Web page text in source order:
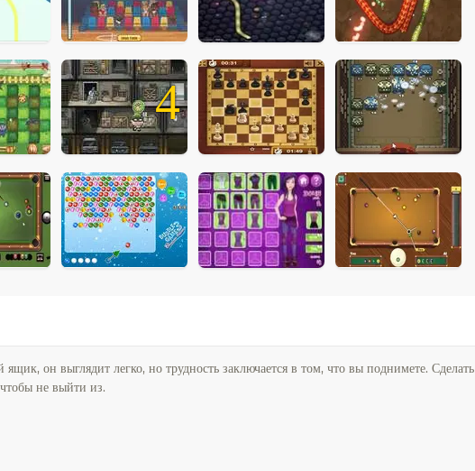
4
он выглядит легко, но трудность заключается в том, что вы поднимете. Сделать
не выйти из.